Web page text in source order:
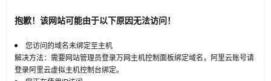
抱歉！该网站可能由于以下原因无法访问！
您访问的域名未绑定至主机
解决方法：需要网站管理员登录万网主机控制面板绑定域名，阿里云账号请
登录阿里云虚拟主机控制台绑定。